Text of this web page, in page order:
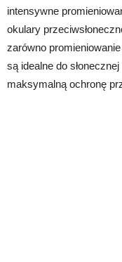
intensywne
okulary
zarówno
są idealne do
maksymalną ochronę